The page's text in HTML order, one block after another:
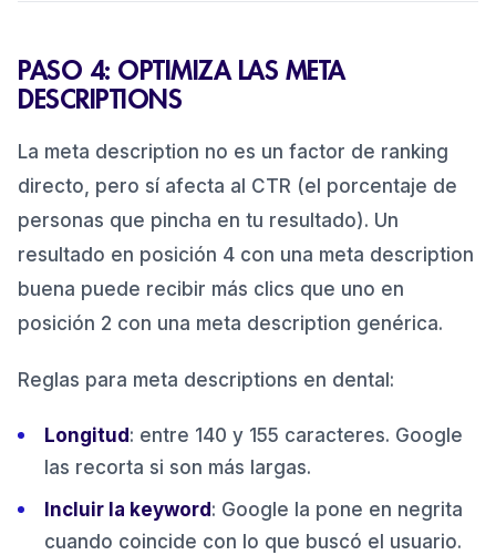
PASO 4: OPTIMIZA LAS META
DESCRIPTIONS
La meta description no es un factor de ranking
directo, pero sí afecta al CTR (el porcentaje de
personas que pincha en tu resultado). Un
resultado en posición 4 con una meta description
buena puede recibir más clics que uno en
posición 2 con una meta description genérica.
Reglas para meta descriptions en dental:
Longitud: entre 140 y 155 caracteres. Google
las recorta si son más largas.
Incluir la keyword : Google la pone en negrita
cuando coincide con lo que buscó el usuario.